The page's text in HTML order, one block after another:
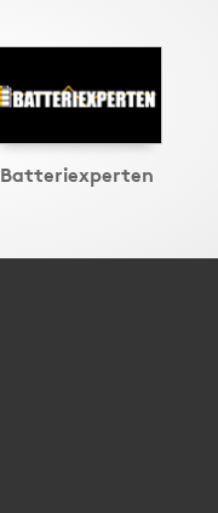
Batteriexperten